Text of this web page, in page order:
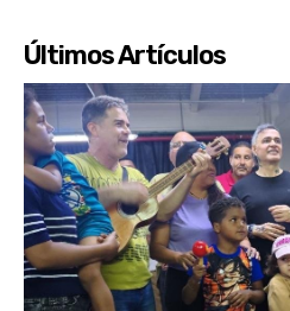
Últimos Artículos